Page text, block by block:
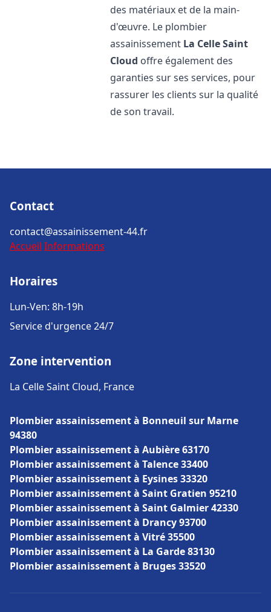
des matériaux et de la main-
d'œuvre. Le plombier
assainissement La Celle Saint
Cloud offre également des
garanties sur ses services, pour
rassurer les clients sur la qualité
de son travail.
Contact
contact@assainissement-44.fr
Accueil Informations
Horaires
Lun-Ven: 8h-19h
Service d'urgence 24/7
Zone intervention
La Celle Saint Cloud, France
Plombier assainissement à Bonneuil sur Marne
94380
Plombier assainissement à Aubière 63170
Plombier assainissement à Talence 33400
Plombier assainissement à Eysines 33320
Plombier assainissement à Saint Gratien 95210
Plombier assainissement à Saint Galmier 42330
Plombier assainissement à Drancy 93700
Plombier assainissement à Vitré 35500
Plombier assainissement à La Garde 83130
Plombier assainissement à Bruges 33520